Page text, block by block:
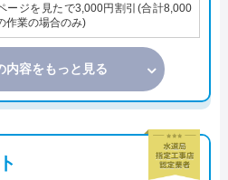
ージを見たで3,000円割引(合計8,000
作業の場合のみ)
内容をもっと見る